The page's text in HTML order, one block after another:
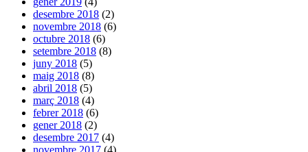
desembre 2018 (2)
novembre 2018 (6)
octubre 2018 (6)
setembre 2018 (8)
juny 2018 (5)
maig 2018 (8)
abril 2018 (5)
març 2018 (4)
febrer 2018 (6)
gener 2018 (2)
desembre 2017 (4)